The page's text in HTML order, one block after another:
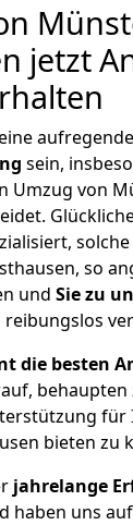
jetzt
sein,
Umzug von
so
und Sie zu
reibungslos
die besten
behaupten
für
bieten zu
jahrelange
haben uns